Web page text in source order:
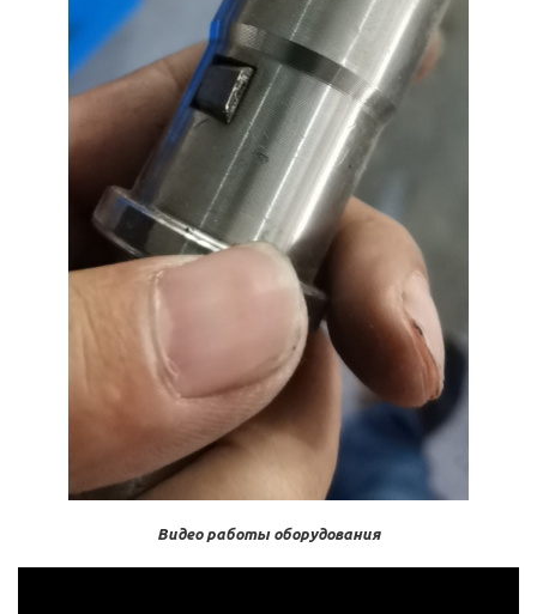
Видео работы оборудования